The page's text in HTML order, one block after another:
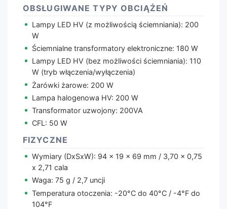
OBSŁUGIWANE TYPY OBCIĄŻEŃ
Lampy LED HV (z możliwością ściemniania): 200
W
Ściemnialne transformatory elektroniczne: 180 W
Lampy LED HV (bez możliwości ściemniania): 110
W (tryb włączenia/wyłączenia)
Żarówki żarowe: 200 W
Lampa halogenowa HV: 200 W
Transformator uzwojony: 200VA
CFL: 50 W
FIZYCZNE
Wymiary (DxSxW): 94 x 19 x 69 mm / 3,70 x 0,75
x 2,71 cala
Waga: 75 g / 2,7 uncji
Temperatura otoczenia: -20°C do 40°C / -4°F do
104°F